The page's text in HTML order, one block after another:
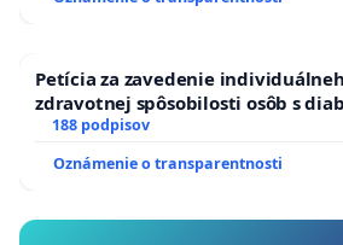
Petícia za zavedenie
zdravotnej spôsobilosti osôb s
pri prijímaní do Policajného zboru
188 podpisov
Oznámenie o transparentnosti